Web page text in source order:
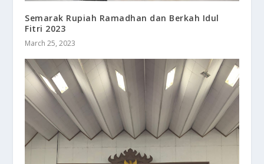
Semarak Rupiah Ramadhan dan Berkah Idul
Fitri 2023
March 25, 2023